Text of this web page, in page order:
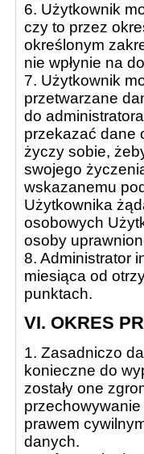
6. Użytkownik
czy to przez
określonym
nie wpłynie na
7. Użytkownik
przetwarzane
do
przekazać dane
życzy sobie,
swojego
wskazanemu
Użytkownika
osobowych
osoby
8. Administrator
miesiąca od
punktach.
VI. OKRES
1. Zasadniczo
konieczne do
zostały one
prawem
danych.